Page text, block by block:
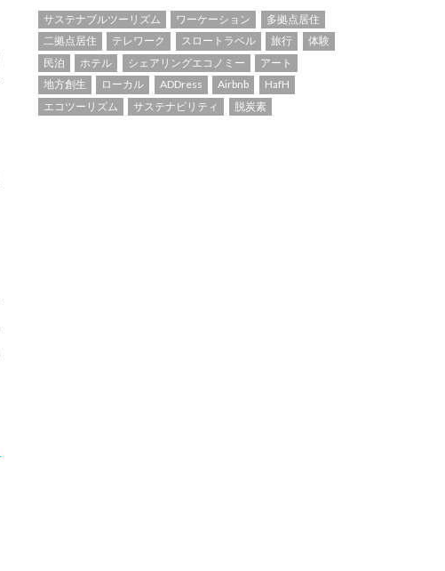
サステナブルツーリズム ワーケーション
多拠点居住
二拠点居住
テレワーク スロートラベル 旅行
体験
民泊
ホテル シェアリングエコノミー
アート
地方創生
ローカル ADDress Airbnb
HafH
エコツーリズム
サステナビリティ 脱炭素